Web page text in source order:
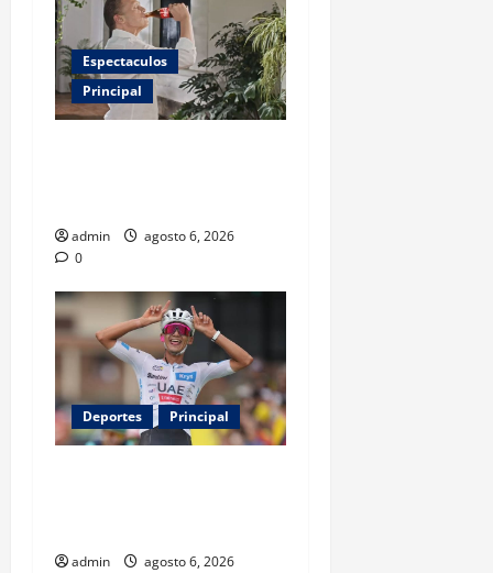
Espectaculos
Principal
admin
agosto 6, 2026
0
Deportes Principal
admin
agosto 6, 2026